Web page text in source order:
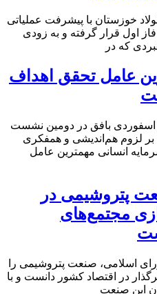
خوزستان با پیشرفت عملیاتی
فاز اول قرار گرفته و به‌ زودی
که در
عامل تحقق اهداف
بافق در دومین نشست
بر لزوم هم‌اندیشی و همفکری
انسانی مهمترین عامل
پتروشیمی در
مجتمع‌های
اسلامی، صنعت پتروشیمی را
در اقتصاد کشور دانست و با
این صنعت